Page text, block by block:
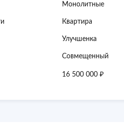
сейчас, и мы ответим на все
Монолитные
Квартира
Улучшенка
Совмещенный
16 500 000 ₽